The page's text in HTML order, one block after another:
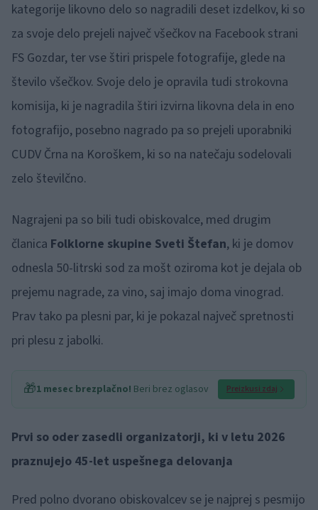
kategorije likovno delo so nagradili deset izdelkov, ki so
za svoje delo prejeli največ všečkov na Facebook strani
FS Gozdar, ter vse štiri prispele fotografije, glede na
število všečkov. Svoje delo je opravila tudi strokovna
komisija, ki je nagradila štiri izvirna likovna dela in eno
fotografijo, posebno nagrado pa so prejeli uporabniki
CUDV Črna na Koroškem, ki so na natečaju sodelovali
zelo številčno.
Nagrajeni pa so bili tudi obiskovalce, med drugim
članica Folklorne skupine Sveti Štefan, ki je domov
odnesla 50-litrski sod za mošt oziroma kot je dejala ob
prejemu nagrade, za vino, saj imajo doma vinograd.
Prav tako pa plesni par, ki je pokazal največ spretnosti
pri plesu z jabolki.
🎁1 mesec brezplačno! Beri brez oglasov Preizkusi zdaj
Prvi so oder zasedli organizatorji, ki v letu 2026
praznujejo 45-let uspešnega delovanja
Pred polno dvorano obiskovalcev se je najprej s pesmijo